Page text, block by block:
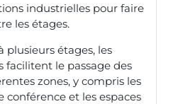
industrielles pour faire
les étages.
plusieurs étages, les
facilitent le passage des
zones, y compris les
conférence et les espaces